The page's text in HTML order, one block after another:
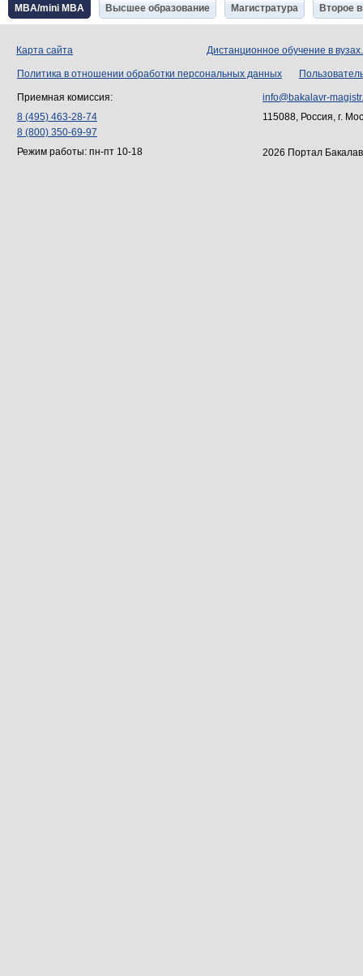
MBA/mini MBA Высшее образование Магистратура Второе
Карта сайта Дистанционное обучение в
Политика в отношении обработки персональных данных
Приемная комиссия:
8 (495) 463-28-74
8 (800) 350-69-97
Режим работы: пн-пт 10-18
info@bakalavr-
115088, Россия, г.
2026 Портал